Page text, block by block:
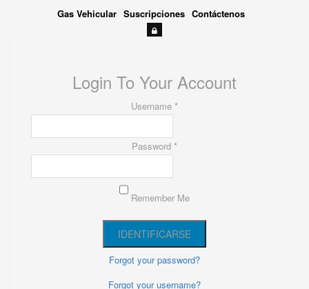
Gas Vehicular Suscripciones Contáctenos
Login To Your Account
Username *
Password *
Remember Me
Forgot your password?
Forgot your username?